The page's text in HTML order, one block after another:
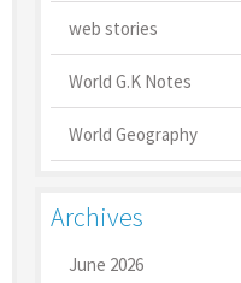
web stories
World G.K Notes
World Geography
Archives
June 2026